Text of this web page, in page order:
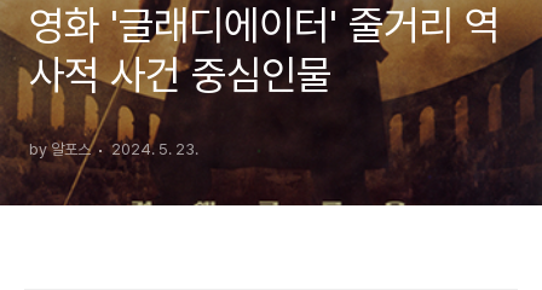
영화 '글래디에이터' 줄거리 역
사적 사건 중심인물
by 알포스 2024. 5. 23.